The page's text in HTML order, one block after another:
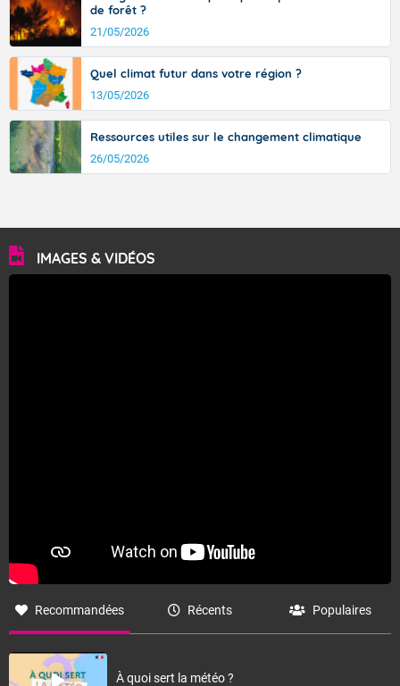
de forêt ?
21/05/2026
Quel climat futur dans votre région ?
13/05/2026
Ressources utiles sur le changement climatique
26/05/2026
IMAGES & VIDÉOS
Recommandées Récents Populaires
À quoi sert la météo ?